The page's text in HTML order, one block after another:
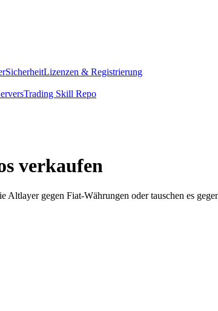
SicherheitLizenzen & Registrierung
Trading Skill Repo
verkaufen
gegen Fiat-Währungen oder tauschen es